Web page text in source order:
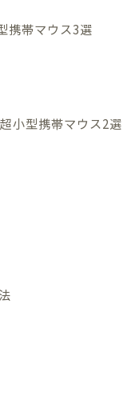
携帯マウス3選
小型携帯マウス2選